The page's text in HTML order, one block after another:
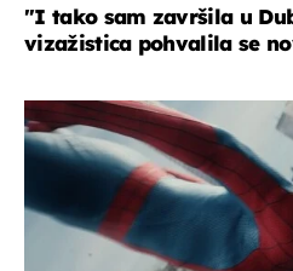
"I tako sam završila u
vizažistica pohvalila se